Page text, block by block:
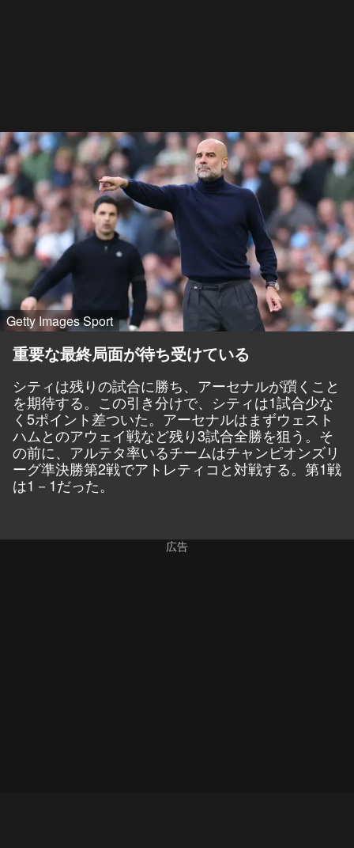
Getty Images Sport
重要な最終局面が待ち受けている
シティは残りの試合に勝ち、アーセナルが躓くこと
を期待する。この引き分けで、シティは1試合少な
く5ポイント差ついた。アーセナルはまずウェスト
ハムとのアウェイ戦など残り3試合全勝を狙う。そ
の前に、アルテタ率いるチームはチャンピオンズリ
ーグ準決勝第2戦でアトレティコと対戦する。第1戦
は1－1だった。